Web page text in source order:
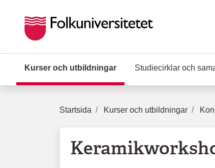
Kurser och utbildningar (Aktuell sida)
Studiecirklar och
Startsida Kurser och utbildningar